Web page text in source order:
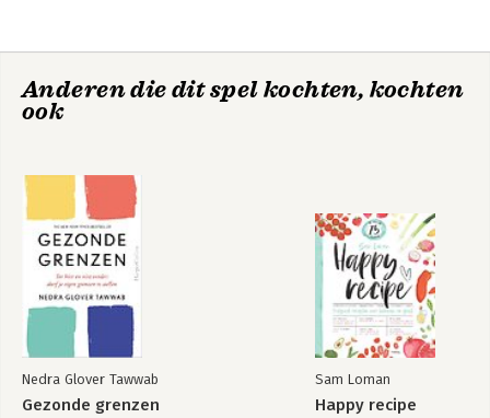
Succes met je
Anderen die dit spel kochten, kochten
ook
Nedra Glover Tawwab
Gezonde grenzen
Sam Loman
Happy recipe